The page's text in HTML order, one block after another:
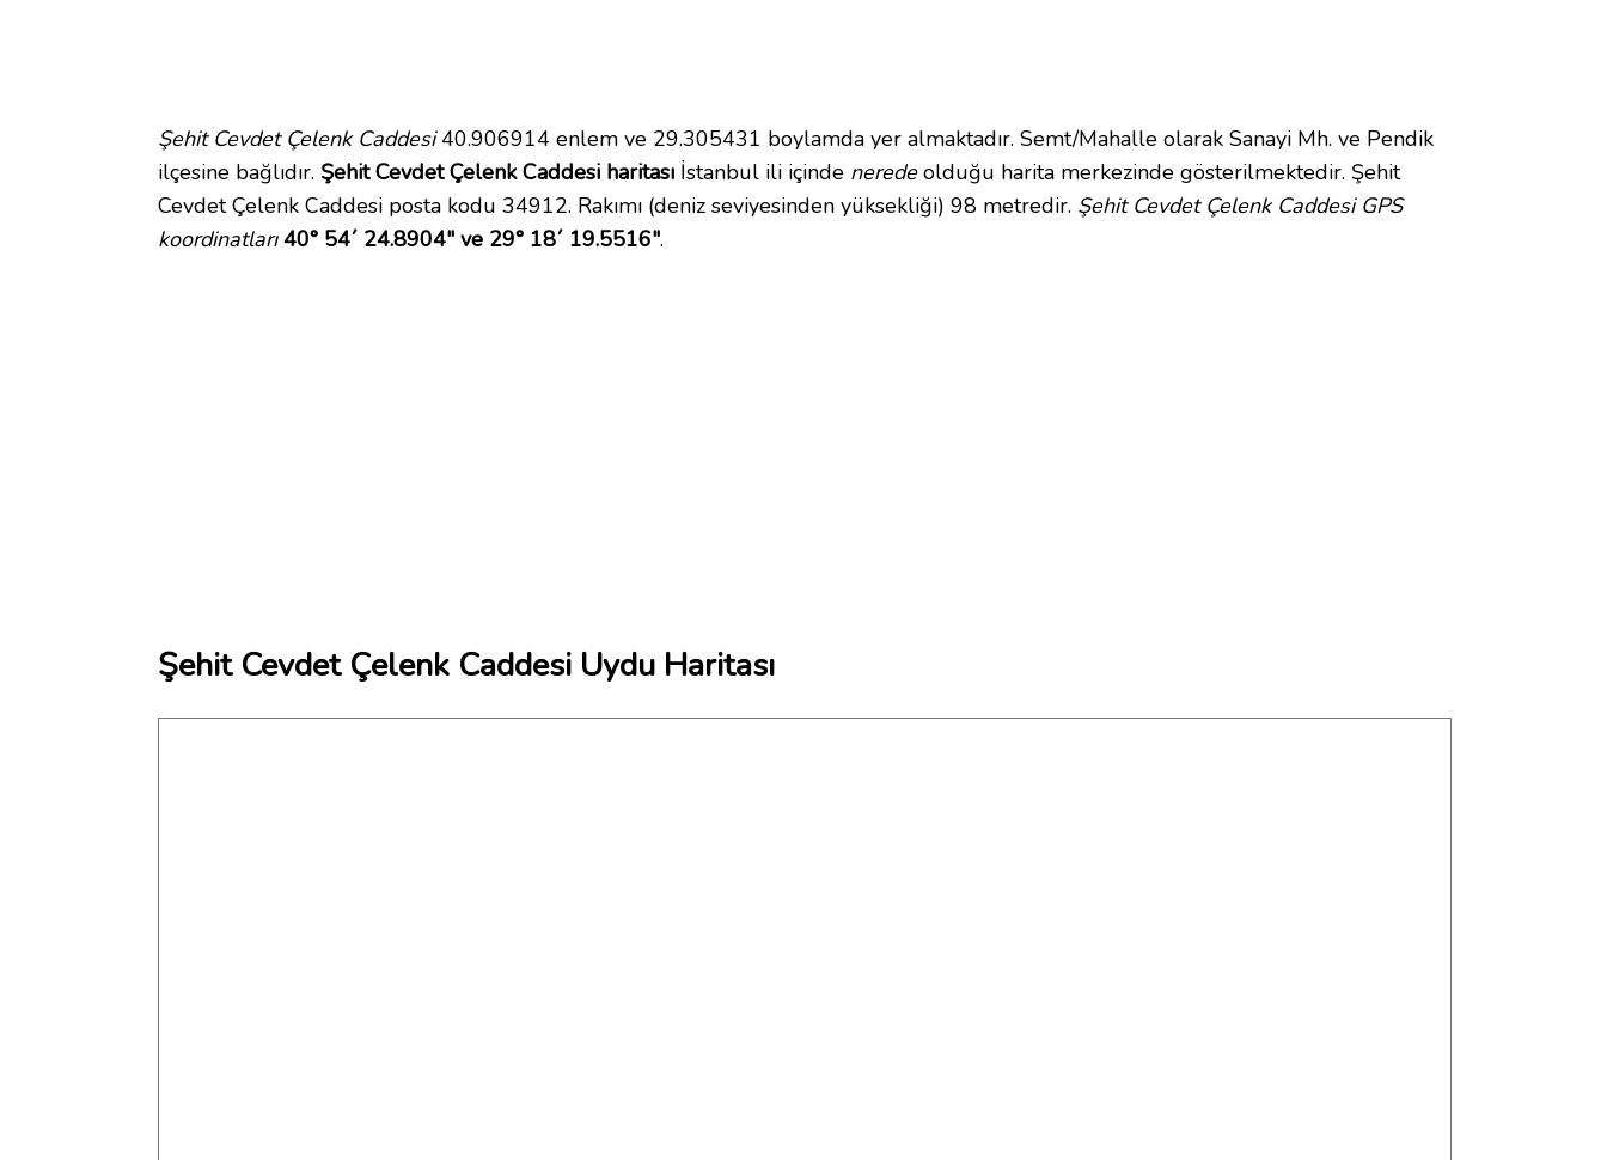
Şehit Cevdet Çelenk Caddesi40.906914 enlem ve 29.305431 boylamda yer almaktadır. Semt/Mahalle olarak Sanayi Mh. ve Pendik
ilçesine bağlıdır. Şehit Cevdet Çelenk Caddesi haritası İstanbul ili içinde neredeolduğu harita merkezinde gösterilmektedir. Şehit
Cevdet Çelenk Caddesi posta kodu 34912. Rakımı (deniz seviyesinden yüksekliği) 98 metredir. Şehit Cevdet Çelenk Caddesi GPS
koordinatları 40° 54´ 24.8904" ve 29° 18´ 19.5516".
Şehit Cevdet Çelenk Caddesi Uydu Haritası